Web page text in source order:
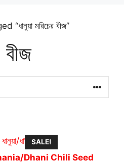
মরিচের বীজ”
বীজ
SALE!
| Dhania/Dhani Chili Seed